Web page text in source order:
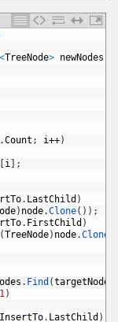
<TreeNode> newNodes
.Count ; i++)
i
;
. LastChild )
) node.Clone( ) ) ;
. FirstChild )
(TreeNode) node.Clone
. Find (targetNode
1)
InsertTo. LastChild )